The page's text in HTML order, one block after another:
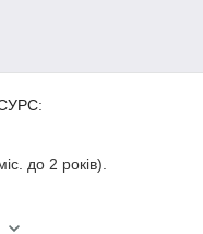
:
до 2 років).
дуже цікаві ціни